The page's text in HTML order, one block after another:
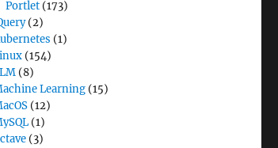
Portlet (173)
(2)
(1)
(154)
(8)
Learning (15)
(12)
(1)
(3)